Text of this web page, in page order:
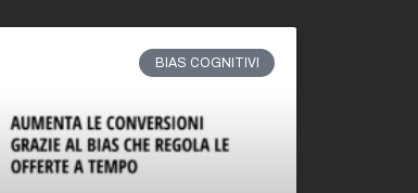
BIAS COGNITIVI